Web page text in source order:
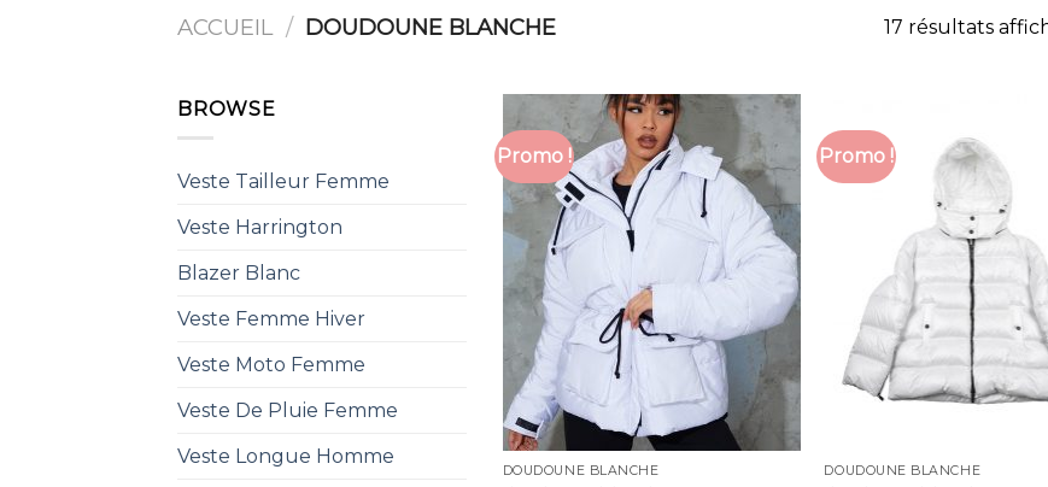
ACCUEIL / DOUDOUNE BLANCHE 17 résultats
BROWSE
Veste Tailleur Femme
Veste Harrington
Blazer Blanc
Veste Femme Hiver
Veste Moto Femme
Veste De Pluie Femme
Veste Longue Homme
Promo !
DOUDOUNE BLANCHE
Promo !
DOUDOUNE BLANCHE